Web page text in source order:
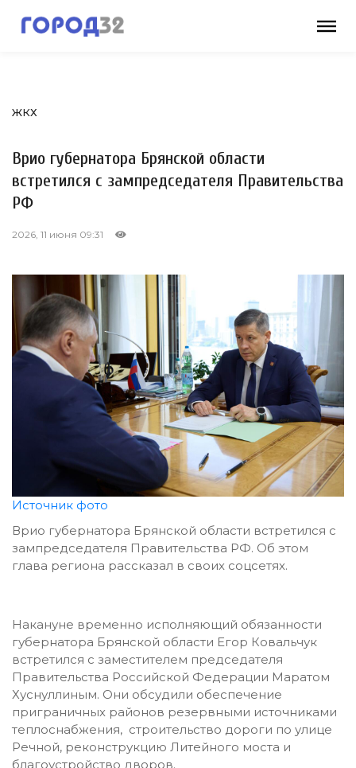
ЖКХ
Врио губернатора Брянской области
встретился с зампредседателя Правительства
РФ
2026, 11 июня 09:31
Источник фото
Врио губернатора Брянской области встретился с
зампредседателя Правительства РФ. Об этом
глава региона рассказал в своих соцсетях.
Накануне временно исполняющий обязанности
губернатора Брянской области Егор Ковальчук
встретился с заместителем председателя
Правительства Российской Федерации Маратом
Хуснуллиным. Они обсудили обеспечение
приграничных районов резервными источниками
теплоснабжения, строительство дороги по улице
Речной, реконструкцию Литейного моста и
благоустройство дворов.